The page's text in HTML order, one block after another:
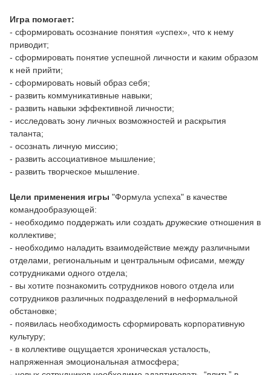
Игра помогает:
- сформировать осознание понятия «успех», что к нему
приводит;
- сформировать понятие успешной личности и каким образом
к ней прийти;
- сформировать новый образ себя;
- развить коммуникативные навыки;
- развить навыки эффективной личности;
- исследовать зону личных возможностей и раскрытия
таланта;
- осознать личную миссию;
- развить ассоциативное мышление;
- развить творческое мышление.
Цели применения игры "Формула успеха" в качестве
командообразующей:
- необходимо поддержать или создать дружеские отношения в
коллективе;
- необходимо наладить взаимодействие между различными
отделами, региональным и центральным офисами, между
сотрудниками одного отдела;
- вы хотите познакомить сотрудников нового отдела или
сотрудников различных подразделений в неформальной
обстановке;
- появилась необходимость сформировать корпоративную
культуру;
- в коллективе ощущается хроническая усталость,
напряженная эмоциональная атмосфера;